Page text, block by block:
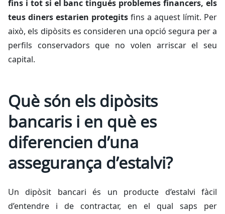
fins i tot si el banc tingués problemes financers, els
teus diners estarien protegits fins a aquest límit. Per
això, els dipòsits es consideren una opció segura per a
perfils conservadors que no volen arriscar el seu
capital.
Què són els dipòsits
bancaris i en què es
diferencien d’una
assegurança d’estalvi?
Un dipòsit bancari és un producte d’estalvi fàcil
d’entendre i de contractar, en el qual saps per